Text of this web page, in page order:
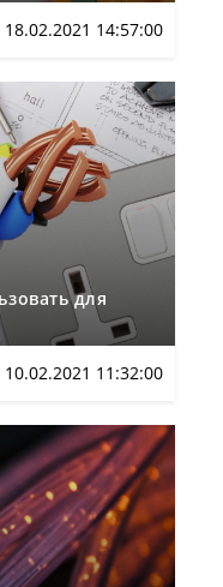
18.02.2021 14:57:00
для
10.02.2021 11:32:00